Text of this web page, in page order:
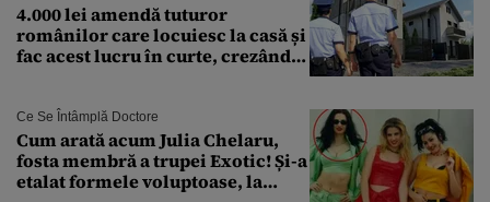
4.000 lei amendă tuturor
românilor care locuiesc la casă și
fac acest lucru în curte, crezând
Ce Se Întâmplă Doctore
Cum arată acum Julia Chelaru,
fosta membră a trupei Exotic! Și-a
etalat formele voluptoase, la